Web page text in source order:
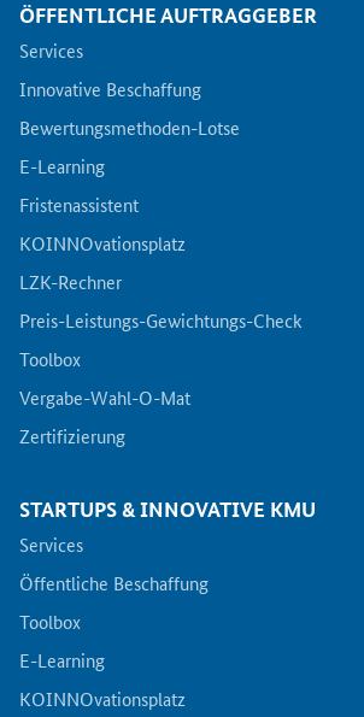
ÖFFENTLICHE AUFTRAGGEBER
Services
Innovative Beschaffung
Bewertungsmethoden-Lotse
E-Learning
Fristenassistent
KOINNOvationsplatz
LZK-Rechner
Preis-Leistungs-Gewichtungs-Check
Toolbox
Vergabe-Wahl-O-Mat
Zertifizierung
STARTUPS & INNOVATIVE KMU
Services
Öffentliche Beschaffung
Toolbox
E-Learning
KOINNOvationsplatz